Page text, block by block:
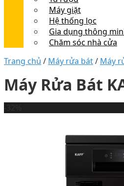
Máy giặt
Hệ thống lọc
Gia dụng thông
Chăm sóc nhà cửa
Trang chủ / Máy rửa bát/ Máy
Máy Rửa Bát